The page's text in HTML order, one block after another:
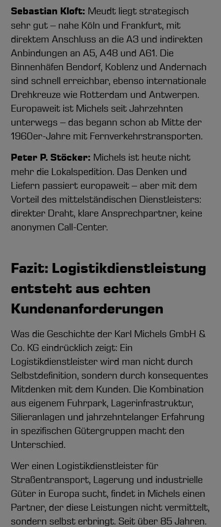
Sebastian Kloft: Meudt liegt strategisch
sehr gut – nahe Köln und Frankfurt, mit
direktem Anschluss an die A3 und indirekten
Anbindungen an A5, A48 und A61. Die
Binnenhäfen Bendorf, Koblenz und Andernach
sind schnell erreichbar, ebenso internationale
Drehkreuze wie Rotterdam und Antwerpen.
Europaweit ist Michels seit Jahrzehnten
unterwegs – das begann schon ab Mitte der
1960er-Jahre mit Fernverkehrstransporten.
Peter P. Stöcker: Michels ist heute nicht
mehr die Lokalspedition. Das Denken und
Liefern passiert europaweit – aber mit dem
Vorteil des mittelständischen Dienstleisters:
direkter Draht, klare Ansprechpartner, keine
anonymen Call-Center.
Fazit: Logistikdienstleistung
entsteht aus echten
Kundenanforderungen
Was die Geschichte der Karl Michels GmbH &
Co. KG eindrücklich zeigt: Ein
Logistikdienstleister wird man nicht durch
Selbstdefinition, sondern durch konsequentes
Mitdenken mit dem Kunden. Die Kombination
aus eigenem Fuhrpark, Lagerinfrastruktur,
Silieranlagen und jahrzehntelanger Erfahrung
in spezifischen Gütergruppen macht den
Unterschied.
Wer einen Logistikdienstleister für
Straßentransport, Lagerung und industrielle
Güter in Europa sucht, findet in Michels einen
Partner, der diese Leistungen nicht vermittelt,
sondern selbst erbringt. Seit über 85 Jahren.